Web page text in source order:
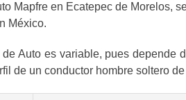
Mapfre en Ecatepec de Morelos,
México.
Auto es variable, pues
de un conductor hombre soltero